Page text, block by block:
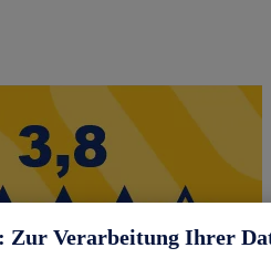
Zur Verarbeitung Ihrer